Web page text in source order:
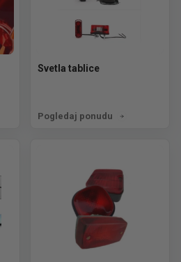
Svetla tablice
Pogledaj ponudu